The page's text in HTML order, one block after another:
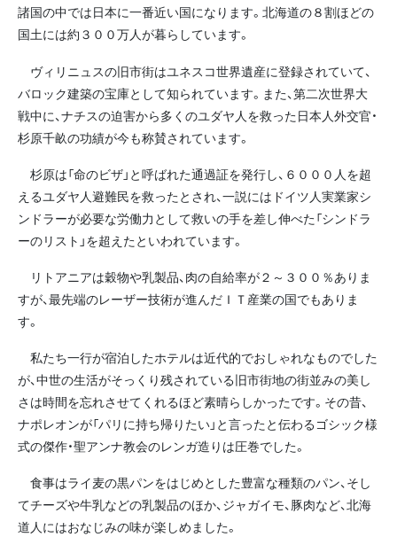
諸国の中では日本に一番近い国になります。北海道の８割ほどの
国土には約３００万人が暮らしています。
ヴィリニュスの旧市街はユネスコ世界遺産に登録されていて、
バロック建築の宝庫として知られています。また、第二次世界大
戦中に、ナチスの迫害から多くのユダヤ人を救った日本人外交官・
杉原千畝の功績が今も称賛されています。
杉原は「命のビザ」と呼ばれた通過証を発行し、６０００人を超
えるユダヤ人避難民を救ったとされ、一説にはドイツ人実業家シ
ンドラーが必要な労働力として救いの手を差し伸べた「シンドラ
ーのリスト」を超えたといわれています。
リトアニアは穀物や乳製品、肉の自給率が２～３００％ありま
すが、最先端のレーザー技術が進んだＩＴ産業の国でもありま
す。
私たち一行が宿泊したホテルは近代的でおしゃれなものでした
が、中世の生活がそっくり残されている旧市街地の街並みの美し
さは時間を忘れさせてくれるほど素晴らしかったです。その昔、
ナポレオンが「パリに持ち帰りたい」と言ったと伝わるゴシック様
式の傑作・聖アンナ教会のレンガ造りは圧巻でした。
食事はライ麦の黒パンをはじめとした豊富な種類のパン、そし
てチーズや牛乳などの乳製品のほか、ジャガイモ、豚肉など、北海
道人にはおなじみの味が楽しめました。